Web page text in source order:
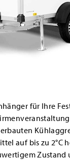
für Ihre
auf bis zu 2°C